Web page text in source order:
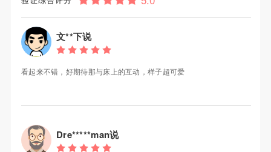
文**下说
看起来不错，好期待那与床上的互动，样子超可爱
Dre*****man说